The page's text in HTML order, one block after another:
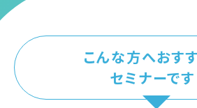
こんな方へおす
セミナーです